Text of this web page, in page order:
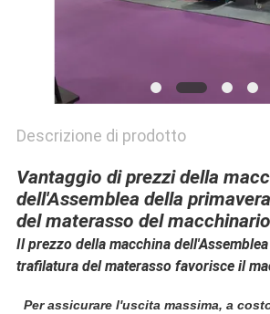
Descrizione di prodotto
Vantaggio di prezzi della
dell'Assemblea della
del materasso del
Il prezzo della macchina
trafilatura del materasso favorisce il
Per assicurare l'uscita massima, a